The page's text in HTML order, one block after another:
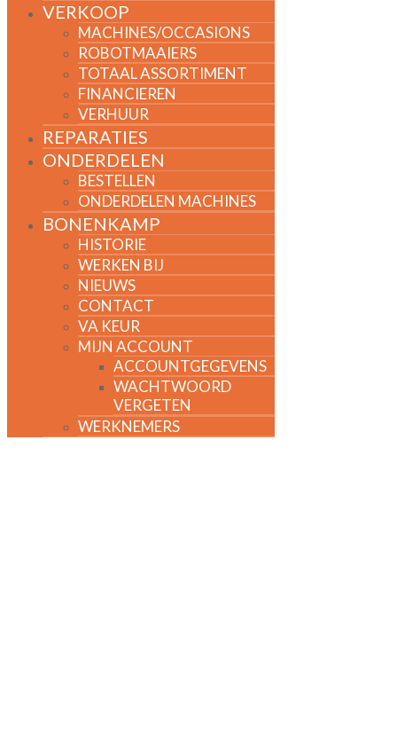
VERKOOP
MACHINES/OCCASIONS
ROBOTMAAIERS
TOTAAL ASSORTIMENT
FINANCIEREN
VERHUUR
REPARATIES
ONDERDELEN
BESTELLEN
ONDERDELEN MACHINES
BONENKAMP
HISTORIE
WERKEN BIJ
NIEUWS
CONTACT
VA KEUR
MIJN ACCOUNT
ACCOUNTGEGEVENS
WACHTWOORD
VERGETEN
WERKNEMERS